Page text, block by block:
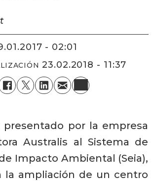
- 02:01
23.02.2018 - 11:37
presentado por la empresa
Australis al Sistema de
Impacto Ambiental (Seia),
la ampliación de un centro